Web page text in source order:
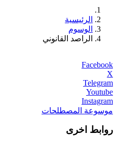
الرئيسية
الوسوم
الراصد القانوني
Facebook
X
Telegram
Youtube
Instagram
موسوعة المصطلحات
روابط اخرى